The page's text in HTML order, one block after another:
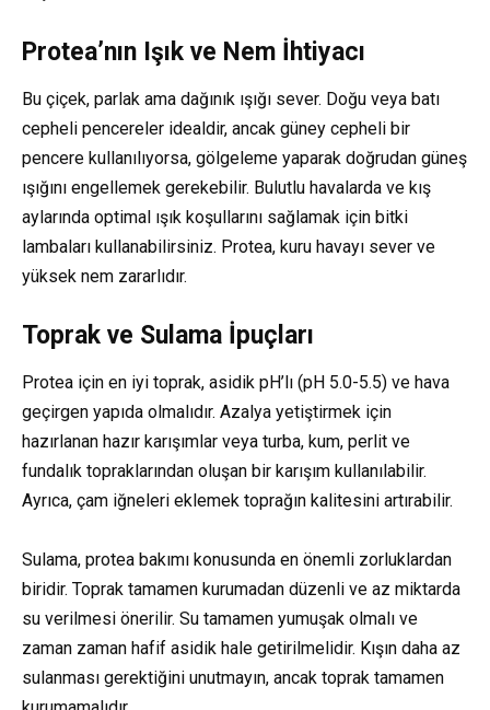
Protea’nın Işık ve Nem İhtiyacı
Bu çiçek, parlak ama dağınık ışığı sever. Doğu veya batı
cepheli pencereler idealdir, ancak güney cepheli bir
pencere kullanılıyorsa, gölgeleme yaparak doğrudan güneş
ışığını engellemek gerekebilir. Bulutlu havalarda ve kış
aylarında optimal ışık koşullarını sağlamak için bitki
lambaları kullanabilirsiniz. Protea, kuru havayı sever ve
yüksek nem zararlıdır.
Toprak ve Sulama İpuçları
Protea için en iyi toprak, asidik pH’lı (pH 5.0-5.5) ve hava
geçirgen yapıda olmalıdır. Azalya yetiştirmek için
hazırlanan hazır karışımlar veya turba, kum, perlit ve
fundalık topraklarından oluşan bir karışım kullanılabilir.
Ayrıca, çam iğneleri eklemek toprağın kalitesini artırabilir.
Sulama, protea bakımı konusunda en önemli zorluklardan
biridir. Toprak tamamen kurumadan düzenli ve az miktarda
su verilmesi önerilir. Su tamamen yumuşak olmalı ve
zaman zaman hafif asidik hale getirilmelidir. Kışın daha az
sulanması gerektiğini unutmayın, ancak toprak tamamen